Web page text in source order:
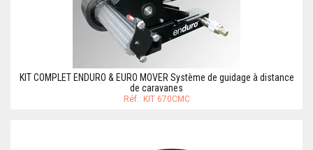
KIT COMPLET ENDURO & EURO MOVER Système de guidage à distance
de caravanes
Réf.: KIT 670CMC